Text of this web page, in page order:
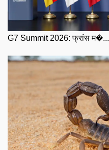
G7 Summit 2026: फ्रांस म�...